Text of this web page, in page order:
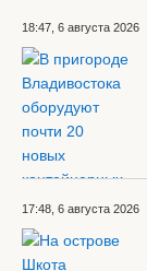
18:47, 6 августа 2026
17:48, 6 августа 2026